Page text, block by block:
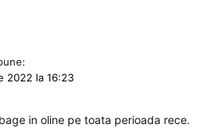
2022 la 16:23
in oline pe toata perioada rece.